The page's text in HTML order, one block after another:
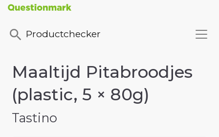
Productchecker
Maaltijd Pitabroodjes
(plastic, 5 × 80g)
Tastino